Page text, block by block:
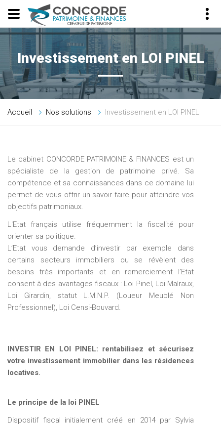
Investissement en LOI PINEL
Accueil Nos solutions Investissement en LOI PINEL
Le cabinet CONCORDE PATRIMOINE & FINANCES est un
spécialiste de la gestion de patrimoine privé. Sa
compétence et sa connaissances dans ce domaine lui
permet de vous offrir un savoir faire pour atteindre vos
objectifs patrimoniaux.
L'Etat français utilise fréquemment la fiscalité pour
orienter sa politique.
L’Etat vous demande d’investir par exemple dans
certains secteurs immobiliers ou se révèlent des
besoins très importants et en remerciement l’Etat
consent à des avantages fiscaux : Loi Pinel, Loi Malraux,
Loi Girardin, statut L.M.N.P. (Loueur Meublé Non
Professionnel), Loi Censi-Bouvard.
INVESTIR EN LOI PINEL: rentabilisez et sécurisez
votre investissement immobilier dans les résidences
locatives.
Le principe de la loi PINEL
Dispositif fiscal initialement créé en 2014 par Sylvia